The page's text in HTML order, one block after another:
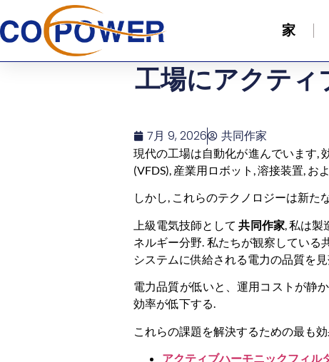
家
工場にアクティ
7月 9, 2026 共同作家
現代の工場は自動化が進んでいます,
(VFDS), 産業用ロボット, 溶接装置,
しかし, これらのテクノロジーは新た
上級電気技師として共同作家, 私は製
ネルギー分野. 私たちが観察してい
システムに供給される電力の品質を見
電力品質が低いと、運用コストが静
効率が低下する.
これらの課題を解決するための最も
アクティブハーモニックフィル